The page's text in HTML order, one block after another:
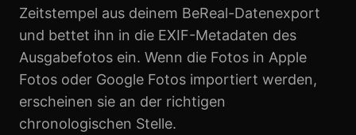
Zeitstempel aus deinem BeReal-Datenexport
und bettet ihn in die EXIF-Metadaten des
Ausgabefotos ein. Wenn die Fotos in Apple
Fotos oder Google Fotos importiert werden,
erscheinen sie an der richtigen
chronologischen Stelle.